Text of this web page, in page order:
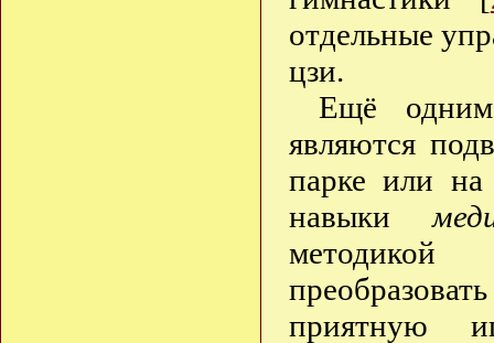
отдельные
цзи.
Ещё одним
являются
парке или на
навыки
приятную